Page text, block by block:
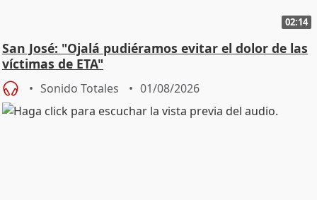
02:14
San José: "Ojalá pudiéramos evitar el dolor de las
víctimas de ETA"
Sonido Totales 01/08/2026